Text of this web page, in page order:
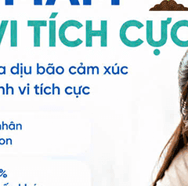
City.
HOTLINE, đặt mua GÓI DỊCH
ứng dụng My Vinmec để
Chia
điều trị giảm tiểu cầu Trẻ béo phì